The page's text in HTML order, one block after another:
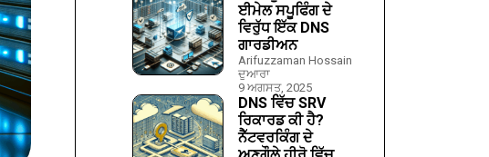
ਈਮੇਲ ਸਪੂਫਿੰਗ ਦੇ
ਵਿਰੁੱਧ ਇੱਕ DNS
ਗਾਰਡੀਅਨ
Arifuzzaman Hossain
ਦੁਆਰਾ
9 ਅਗਸਤ, 2025
DNS ਵਿੱਚ SRV
ਰਿਕਾਰਡ ਕੀ ਹੈ?
ਨੈੱਟਵਰਕਿੰਗ ਦੇ